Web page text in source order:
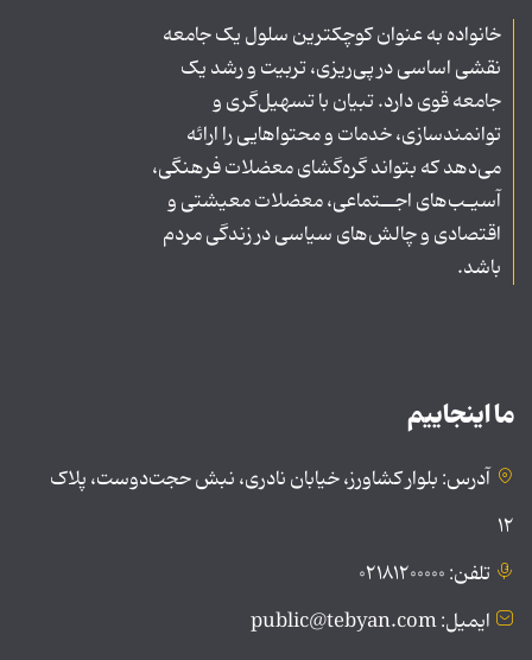
خانواده به عنوان کوچکترین سلول یک جامعه
نقشی اساسی در پی‌ریزی، تربیت و رشد یک
جامعه قوی دارد. تبیان با تسهیل‌گری و
توانمندسازی، خدمات و محتواهایی را ارائه
می‌دهد که بتواند گره‌گشای معضلات فرهنگی،
آسیـب‌های اجــتماعی، معضلات معیشتی و
اقتصادی و چالش‌های سیاسی در زندگی مردم
باشد.
ما اینجاییم
آدرس: بلوار کشاورز، خیابان نادری، نبش حجت‌دوست، پلاک
۱۲
تلفن: ۰۲۱۸۱۲۰۰۰۰۰
ایمیل: public@tebyan.com